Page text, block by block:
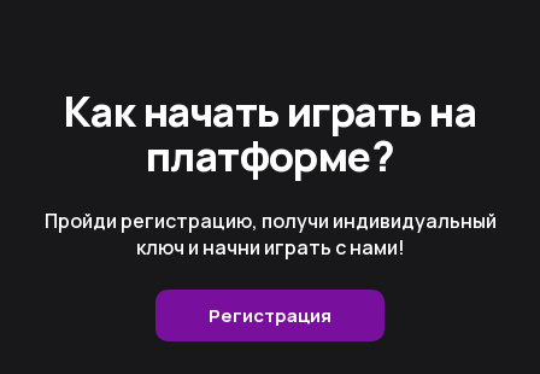
Как начать играть на
платформе?
Пройди регистрацию, получи индивидуальный
ключ и начни играть с нами!
Регистрация